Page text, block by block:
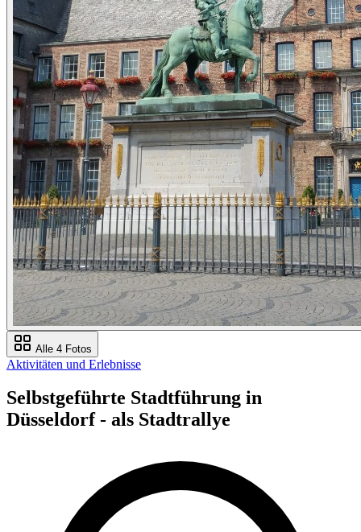
Alle 4 Fotos
Aktivitäten und Erlebnisse
Selbstgeführte Stadtführung in
Düsseldorf - als Stadtrallye